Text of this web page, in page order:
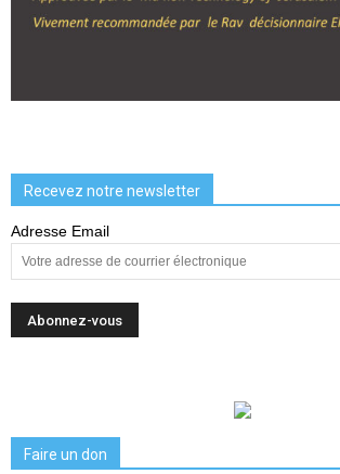
Recevez notre newsletter
Adresse Email
Faire un don